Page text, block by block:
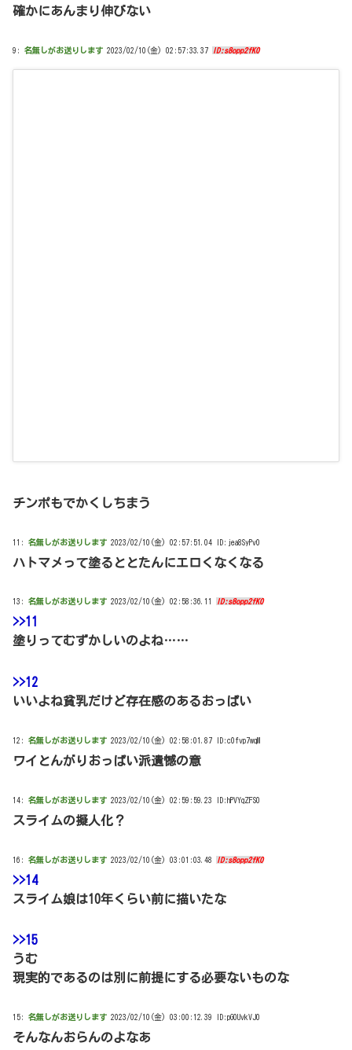
確かにあんまり伸びない
9: 名無しがお送りします 2023/02/10(金) 02:57:33.37 ID:s8opp2fK0
チンポもでかくしちまう
11: 名無しがお送りします 2023/02/10(金) 02:57:51.04 ID:jea8SyPv0
ハトマメって塗るととたんにエロくなくなる
13: 名無しがお送りします 2023/02/10(金) 02:58:36.11 ID:s8opp2fK0
>>11
塗りってむずかしいのよね……
>>12
いいよね貧乳だけど存在感のあるおっぱい
12: 名無しがお送りします 2023/02/10(金) 02:58:01.87 ID:c0fvp7wqM
ワイとんがりおっぱい派遺憾の意
14: 名無しがお送りします 2023/02/10(金) 02:59:59.23 ID:hPVYqZFS0
スライムの擬人化？
16: 名無しがお送りします 2023/02/10(金) 03:01:03.48 ID:s8opp2fK0
>>14
スライム娘は10年くらい前に描いたな
>>15
うむ
現実的であるのは別に前提にする必要ないものな
15: 名無しがお送りします 2023/02/10(金) 03:00:12.39 ID:pG0UvkVJ0
そんなんおらんのよなあ